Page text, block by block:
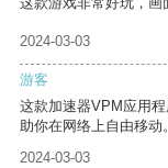
2024-03-03
游客
这款加速器VPM应用
助你在网络上自由移动。
2024-03-03